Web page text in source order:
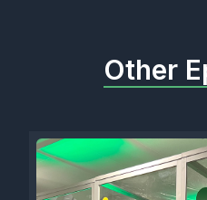
Other